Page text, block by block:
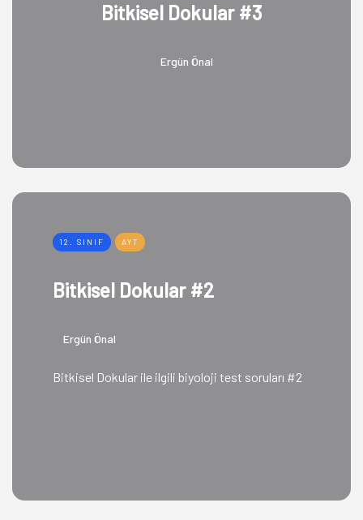
Bitkisel Dokular #3
Ergün Önal
12. SINIF AYT
Bitkisel Dokular #2
Ergün Önal
Bitkisel Dokular ile ilgili biyoloji test soruları #2